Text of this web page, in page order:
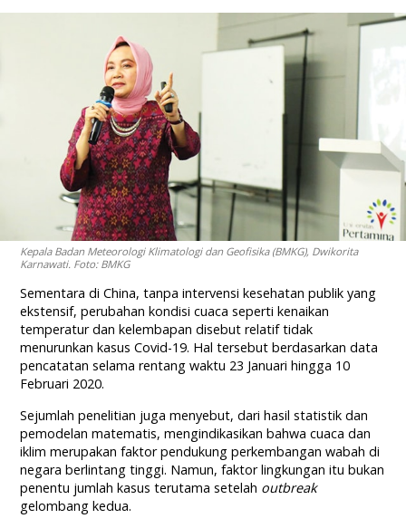
Kepala Badan Meteorologi Klimatologi dan Geofisika (BMKG), Dwikorita
Karnawati. Foto: BMKG
Sementara di China, tanpa intervensi kesehatan publik yang
ekstensif, perubahan kondisi cuaca seperti kenaikan
temperatur dan kelembapan disebut relatif tidak
menurunkan kasus Covid-19. Hal tersebut berdasarkan data
pencatatan selama rentang waktu 23 Januari hingga 10
Februari 2020.
Sejumlah penelitian juga menyebut, dari hasil statistik dan
pemodelan matematis, mengindikasikan bahwa cuaca dan
iklim merupakan faktor pendukung perkembangan wabah di
negara berlintang tinggi. Namun, faktor lingkungan itu bukan
penentu jumlah kasus terutama setelah outbreak
gelombang kedua.